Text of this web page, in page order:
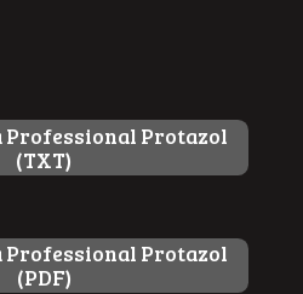
Professional Protazol
(TXT)
Professional Protazol
(PDF)